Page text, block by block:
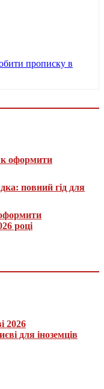
прописку в
оформити
повний гід для
році
2026
для іноземців